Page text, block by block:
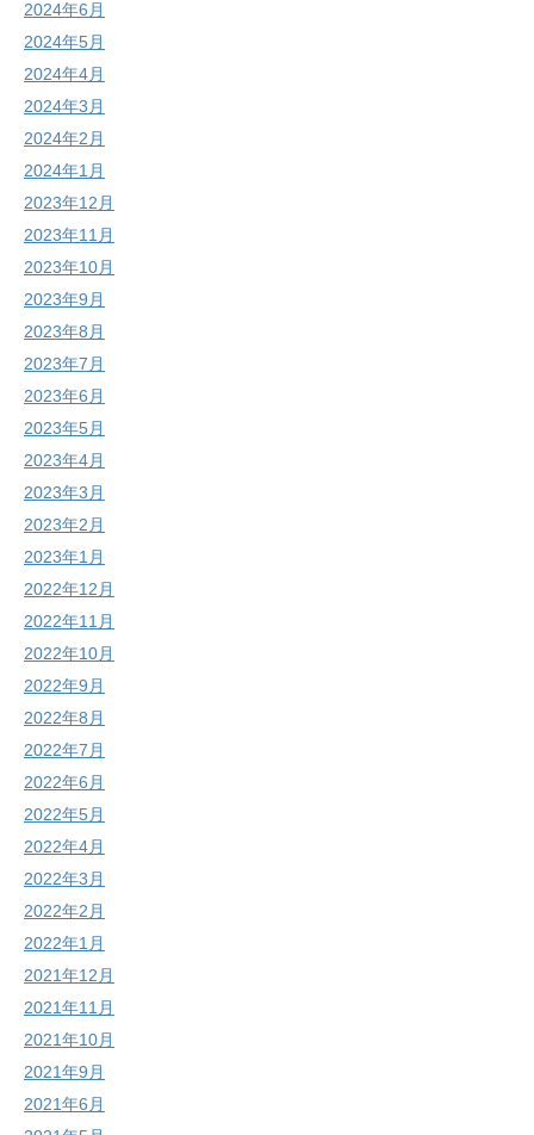
2024年6月
2024年5月
2024年4月
2024年3月
2024年2月
2024年1月
2023年12月
2023年11月
2023年10月
2023年9月
2023年8月
2023年7月
2023年6月
2023年5月
2023年4月
2023年3月
2023年2月
2023年1月
2022年12月
2022年11月
2022年10月
2022年9月
2022年8月
2022年7月
2022年6月
2022年5月
2022年4月
2022年3月
2022年2月
2022年1月
2021年12月
2021年11月
2021年10月
2021年9月
2021年6月